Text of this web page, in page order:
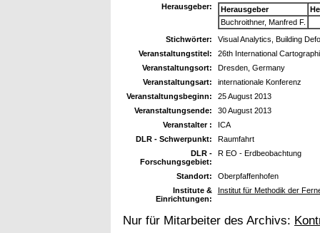
Herausgeber:
Herausgeber
Buchroithner, Manfred F.
Stichwörter:
Visual Analytics, Building
Veranstaltungstitel:
26th International
Veranstaltungsort:
Dresden, Germany
Veranstaltungsart:
internationale Konferenz
Veranstaltungsbeginn:
25 August 2013
Veranstaltungsende:
30 August 2013
Veranstalter :
ICA
DLR - Schwerpunkt:
Raumfahrt
DLR -
Forschungsgebiet:
R EO - Erdbeobachtung
Standort:
Oberpfaffenhofen
Institute &
Einrichtungen:
Institut für Methodik der
Nur für Mitarbeiter des Archivs: